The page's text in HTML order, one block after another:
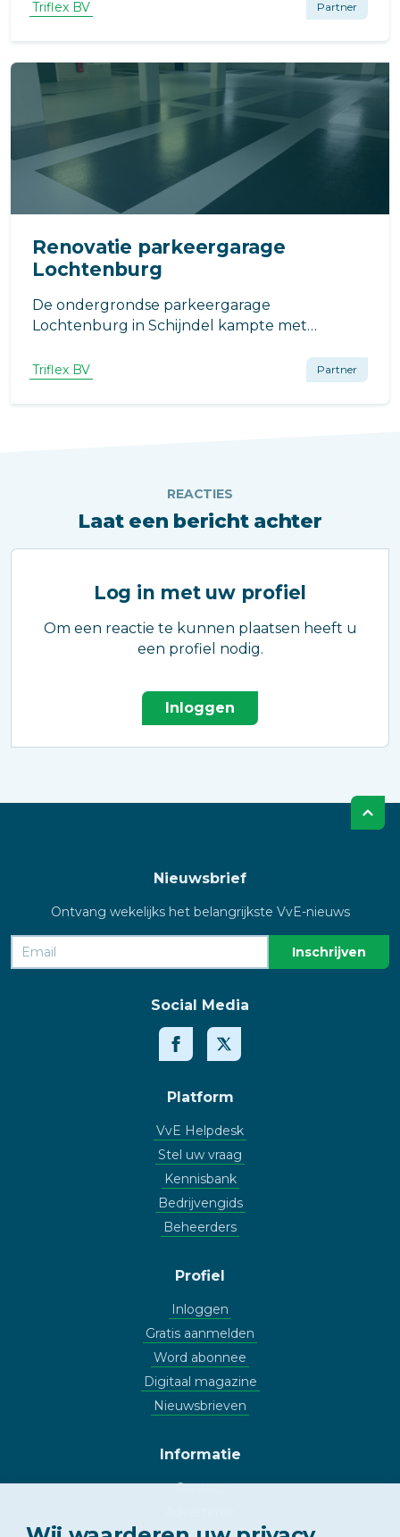
verschillende factoren. Om te helpen is de
Nederlandse norm NEN 2443 ontwikkeld.
Deze norm bevat richtlijnen en
aanbevelingen.
Triflex BV Partner
Renovatie parkeergarage
Lochtenburg
De ondergrondse parkeergarage
Lochtenburg in Schijndel kampte met
Triflex heeft al enkele jaren goed contact met
de gemeente Meierijstad en werd gevraagd
om advies.
Triflex BV Partner
REACTIES
Laat een bericht achter
Log in met uw profiel
Om een reactie te kunnen plaatsen heeft u
een profiel nodig.
Inloggen
Nieuwsbrief
Ontvang wekelijks het belangrijkste VvE-nieuws
Social Media
Platform
VvE Helpdesk
Stel uw vraag
Kennisbank
Bedrijvengids
Beheerders
Profiel
Inloggen
Gratis aanmelden
Word abonnee
Digitaal magazine
Nieuwsbrieven
Informatie
Contact